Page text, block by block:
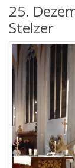
25.
Stelzer